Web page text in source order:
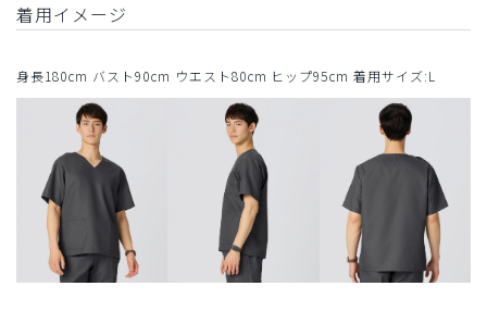
着用イメージ
身長180cm バスト90cm ウエスト80cm ヒップ95cm 着用サイズ:L